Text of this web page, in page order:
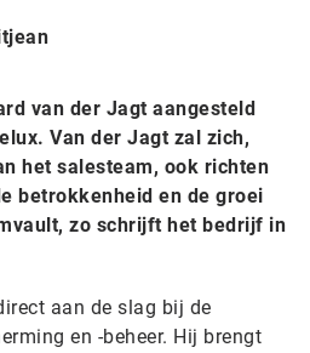
van der Jagt aangesteld
Van der Jagt zal zich,
het salesteam, ook richten
betrokkenheid en de groei
zo schrijft het bedrijf in
aan de slag bij de
en -beheer. Hij brengt